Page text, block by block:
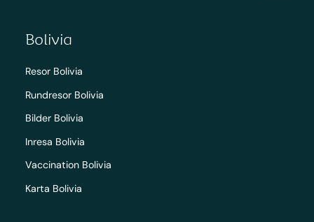
Bolivia
Resor Bolivia
Rundresor Bolivia
Bilder Bolivia
Inresa Bolivia
Vaccination Bolivia
Karta Bolivia